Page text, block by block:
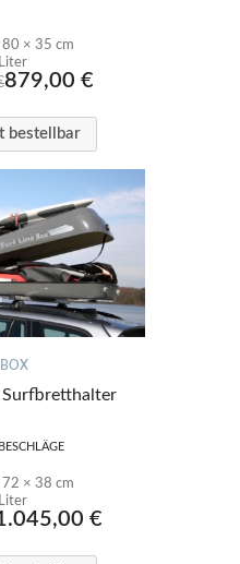
× 35 cm
879,00 €
bestellbar
Surfbretthalter
× 38 cm
€